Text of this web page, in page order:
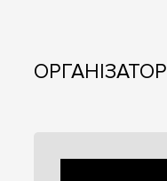
ОРГАНІЗАТОР